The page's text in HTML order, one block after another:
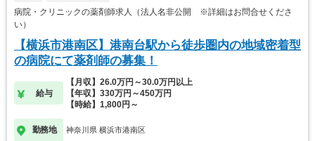
病院・クリニックの薬剤師求人（法人名非公開 ※詳細はお問合せくださ
い）
【横浜市港南区】港南台駅から徒歩圏内の地域密着型
の病院にて薬剤師の募集！
給与
【月収】26.0万円～30.0万円以上
【年収】330万円～450万円
【時給】1,800円～
勤務地 神奈川県 横浜市港南区